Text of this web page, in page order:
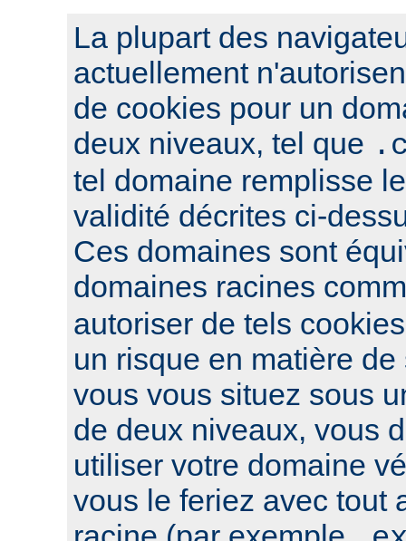
La plupart des
actuellement
de cookies pour un
deux niveaux, tel que
tel domaine remplisse
validité décrites ci-
Ces domaines sont
domaines racines
autoriser de tels
un risque en matière
vous vous situez sous
de deux niveaux, vous
utiliser votre domaine
vous le feriez avec tout